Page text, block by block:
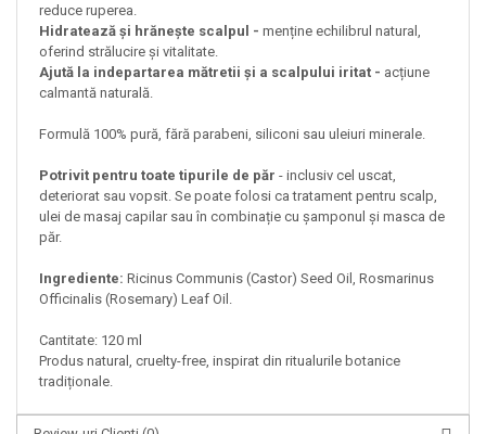
reduce ruperea.
Hidratează și hrănește scalpul - menține echilibrul natural,
oferind strălucire și vitalitate.
Ajută la indepartarea mătretii și a scalpului iritat - acțiune
calmantă naturală.
Formulă 100% pură, fără parabeni, siliconi sau uleiuri minerale.
Potrivit pentru toate tipurile de păr - inclusiv cel uscat,
deteriorat sau vopsit. Se poate folosi ca tratament pentru scalp,
ulei de masaj capilar sau în combinație cu șamponul și masca de
păr.
Ingrediente: Ricinus Communis (Castor) Seed Oil, Rosmarinus
Officinalis (Rosemary) Leaf Oil.
Cantitate: 120 ml
Produs natural, cruelty-free, inspirat din ritualurile botanice
tradiționale.